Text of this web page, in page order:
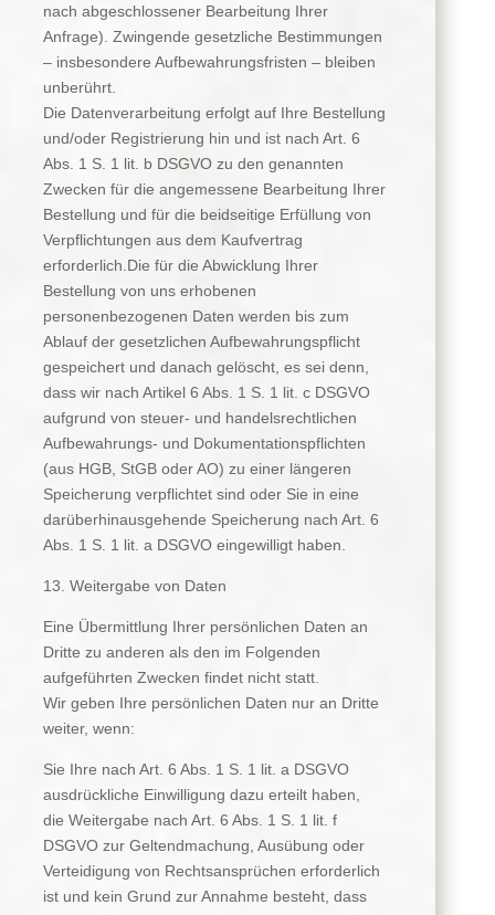
nach abgeschlossener Bearbeitung Ihrer
Anfrage). Zwingende gesetzliche Bestimmungen
– insbesondere Aufbewahrungsfristen – bleiben
unberührt.
Die Datenverarbeitung erfolgt auf Ihre Bestellung
und/oder Registrierung hin und ist nach Art. 6
Abs. 1 S. 1 lit. b DSGVO zu den genannten
Zwecken für die angemessene Bearbeitung Ihrer
Bestellung und für die beidseitige Erfüllung von
Verpflichtungen aus dem Kaufvertrag
erforderlich.Die für die Abwicklung Ihrer
Bestellung von uns erhobenen
personenbezogenen Daten werden bis zum
Ablauf der gesetzlichen Aufbewahrungspflicht
gespeichert und danach gelöscht, es sei denn,
dass wir nach Artikel 6 Abs. 1 S. 1 lit. c DSGVO
aufgrund von steuer- und handelsrechtlichen
Aufbewahrungs- und Dokumentationspflichten
(aus HGB, StGB oder AO) zu einer längeren
Speicherung verpflichtet sind oder Sie in eine
darüberhinausgehende Speicherung nach Art. 6
Abs. 1 S. 1 lit. a DSGVO eingewilligt haben.
13. Weitergabe von Daten
Eine Übermittlung Ihrer persönlichen Daten an
Dritte zu anderen als den im Folgenden
aufgeführten Zwecken findet nicht statt.
Wir geben Ihre persönlichen Daten nur an Dritte
weiter, wenn:
Sie Ihre nach Art. 6 Abs. 1 S. 1 lit. a DSGVO
ausdrückliche Einwilligung dazu erteilt haben,
die Weitergabe nach Art. 6 Abs. 1 S. 1 lit. f
DSGVO zur Geltendmachung, Ausübung oder
Verteidigung von Rechtsansprüchen erforderlich
ist und kein Grund zur Annahme besteht, dass